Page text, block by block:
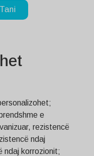
e
rezistencë
ndaj
ndaj korrozionit;